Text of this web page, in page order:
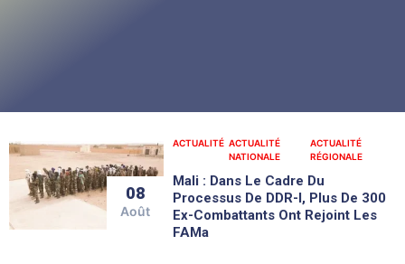
08
Août
ACTUALITÉ ACTUALITÉ
NATIONALE
ACTUALITÉ
RÉGIONALE
Mali : Dans Le Cadre Du
Processus De DDR-I, Plus De 300
Ex-Combattants Ont Rejoint Les
FAMa